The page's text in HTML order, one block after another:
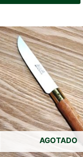
AGOTADO